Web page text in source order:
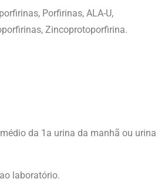
Porfirinas, ALA-U,
Zincoprotoporfirina.
da 1a urina da manhã ou urina
laboratório.